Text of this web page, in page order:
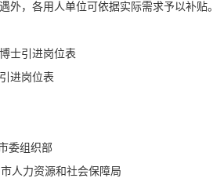
外，各用人单位可依据实际需求予以补贴。
士引进岗位表
进岗位表
委组织部
人力资源和社会保障局